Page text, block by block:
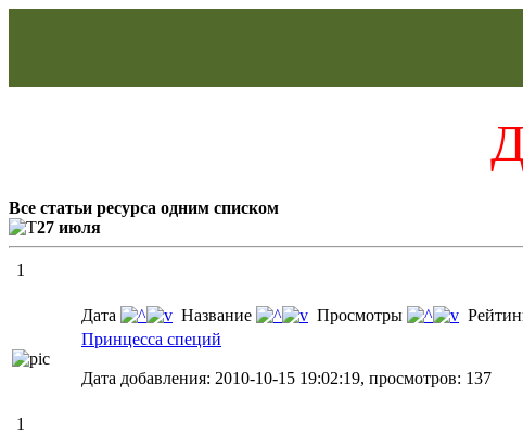
Все статьи ресурса одним списком
27 июля
1
Дата Название Просмотры
Принцесса специй
Дата добавления: 2010-10-15 19:02:19, просмотров: 137
1